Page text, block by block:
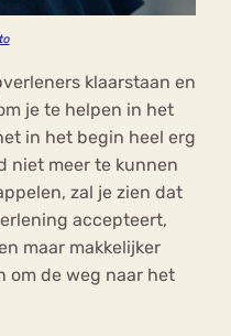
klaarstaan en
je te helpen in het
in het begin heel erg
niet meer te kunnen
zal je zien dat
accepteert,
maar makkelijker
om de weg naar het